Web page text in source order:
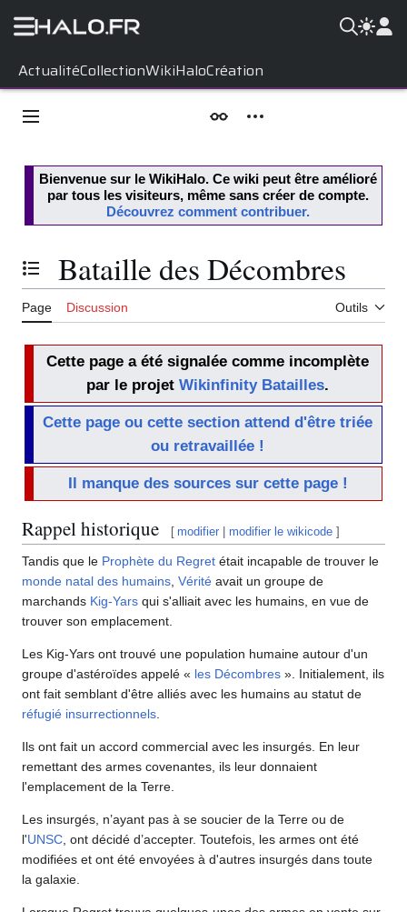
ActualitéCollectionWikiHaloCréation
contenu
Menu principal ApparenceOutils personnels
Bienvenue sur le WikiHalo. Ce wiki peut être amélioré
par tous les visiteurs, même sans créer de compte.
Découvrez comment contribuer.
Basculer la table des matières
Bataille des Décombres
Page Discussion Outils
Cette page a été signalée comme incomplète
par le projet Wikinfinity Batailles.
Cette page ou cette section attend d'être triée
ou retravaillée !
Il manque des sources sur cette page !
Rappel historique [ modifier |modifier le wikicode ]
Tandis que le Prophète du Regret était incapable de trouver le
monde natal des humains, Vérité avait un groupe de
marchands Kig-Yars qui s'alliait avec les humains, en vue de
trouver son emplacement.
Les Kig-Yars ont trouvé une population humaine autour d'un
groupe d'astéroïdes appelé « les Décombres ». Initialement, ils
ont fait semblant d'être alliés avec les humains au statut de
réfugié insurrectionnels.
Ils ont fait un accord commercial avec les insurgés. En leur
remettant des armes covenantes, ils leur donnaient
l'emplacement de la Terre.
Les insurgés, n’ayant pas à se soucier de la Terre ou de
l'UNSC, ont décidé d’accepter. Toutefois, les armes ont été
modifiées et ont été envoyées à d'autres insurgés dans toute
la galaxie.